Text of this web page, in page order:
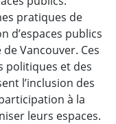
pratiques de
d’espaces publics
Vancouver. Ces
politiques et des
l’inclusion des
à la
leurs espaces.